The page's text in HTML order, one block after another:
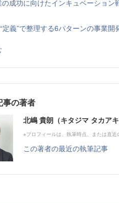
の成功に向けたインキュベーショ
“定義”で整理する6パターンの事業
事の著者
北嶋 貴朗（キタジマ タカアキ
※プロフィールは、執筆時点、または直
この著者の最近の執筆記事